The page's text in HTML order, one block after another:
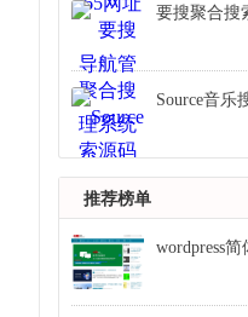
要搜聚合搜
Source音乐
推荐榜单
wordpress